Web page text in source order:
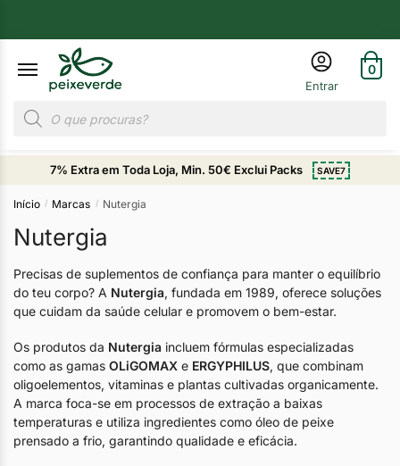
0
7% Extra em Toda Loja, Min. 50€ Exclui Packs SAVE7
Início / Marcas / Nutergia
Nutergia
Precisas de suplementos de confiança para manter o equilíbrio
do teu corpo? A Nutergia, fundada em 1989, oferece soluções
que cuidam da saúde celular e promovem o bem-estar.
Os produtos da Nutergia incluem fórmulas especializadas
como as gamas OLiGOMAX e ERGYPHILUS, que combinam
oligoelementos, vitaminas e plantas cultivadas organicamente.
A marca foca-se em processos de extração a baixas
temperaturas e utiliza ingredientes como óleo de peixe
prensado a frio, garantindo qualidade e eficácia.